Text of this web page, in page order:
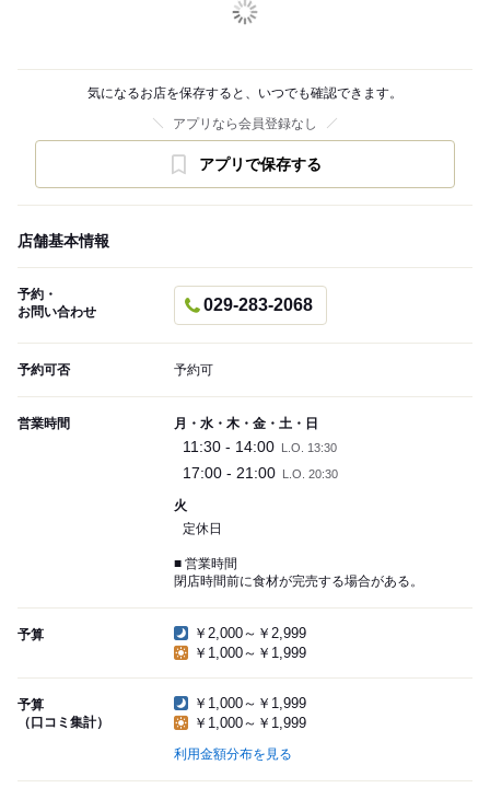
気になるお店を保存すると、いつでも確認できます。
アプリなら会員登録なし
アプリで保存する
店舗基本情報
予約・
お問い合わせ
029-283-2068
予約可否 予約可
営業時間 月・水・木・金・土・日
11:30 - 14:00 L.O. 13:30
17:00 - 21:00 L.O. 20:30
火
定休日
■ 営業時間
閉店時間前に食材が完売する場合がある。
予算
￥2,000～￥2,999
￥1,000～￥1,999
予算
（口コミ集計）
￥1,000～￥1,999
￥1,000～￥1,999
利用金額分布を見る